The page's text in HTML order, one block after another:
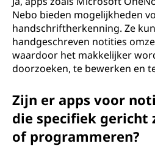
Nebo bieden mogelijkheden
handschriftherkenning. Ze
handgeschreven notities
waardoor het makkelijker
doorzoeken, te bewerken en
Zijn er apps voor
die specifiek gericht
of programmeren?